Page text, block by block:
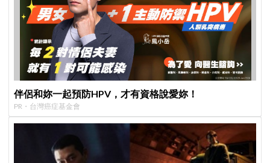
伴侶和妳一起預防HPV，才有資格說愛妳！
PR・台灣癌症基金會